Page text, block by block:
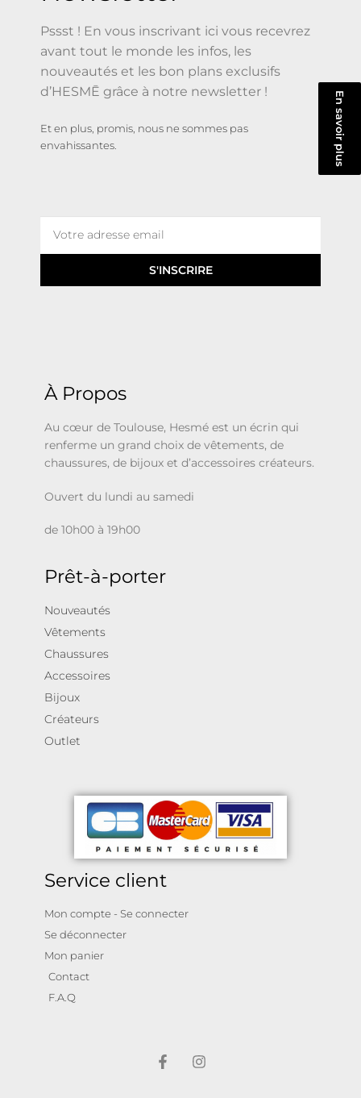
En savoir plus
Pssst ! En vous inscrivant ici vous recevrez
avant tout le monde les infos, les
nouveautés et les bon plans exclusifs
d’HESMĒ grâce à notre newsletter !
Et en plus, promis, nous ne sommes pas
envahissantes.
S'INSCRIRE
À Propos
Au cœur de Toulouse, Hesmé est un écrin qui
renferme un grand choix de vêtements, de
chaussures, de bijoux et d’accessoires créateurs.
Ouvert du lundi au samedi
de 10h00 à 19h00
Prêt-à-porter
Nouveautés
Vêtements
Chaussures
Accessoires
Bijoux
Créateurs
Outlet
Service client
Mon compte - Se connecter
Se déconnecter
Mon panier
Contact
F.A.Q